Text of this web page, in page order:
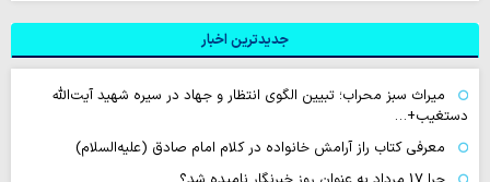
جدیدترین اخبار
میراث سبز محراب؛ تبیین الگوی انتظار و جهاد در سیره شهید آیت‌الله
دستغیب+…
معرفی کتاب راز آرامش خانواده در کلام امام صادق (علیه‌السلام)